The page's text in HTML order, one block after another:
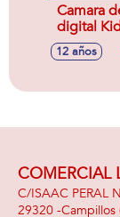
Camara
digital
Rosa Duo
1
12 años
COMERCIAL
C/ISAAC PERAL
29320 -Campillos